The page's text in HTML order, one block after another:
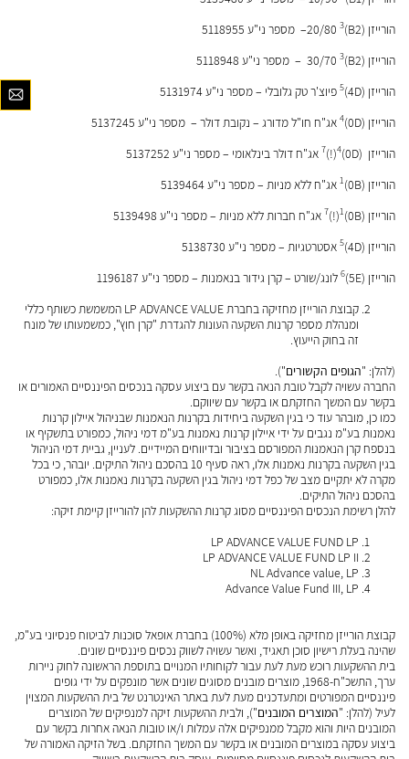
הורייזן (B2)20/80
3
– מספר ני"ע 5118955
הורייזן (B2)30/70
3
– מספר ני"ע 5118948
הורייזן (4D)
5 פיוצ'ר טק גלובלי – מספר ני"ע 5131974
הורייזן (0D)
4 אג"ח חו"ל מדורג – נקובת דולר – מספר ני"ע 5137245
הורייזן (0D)
7(!)4
אג"ח דולר בינלאומי – מספר ני"ע 5137252
הורייזן (0B)
1 אג"ח ללא מניות – מספר ני"ע 5139464
הורייזן (0B)
7(!)1
אג"ח חברות ללא מניות – מספר ני"ע 5139498
הורייזן (4D)
5 אסטרטגיות – מספר ני"ע 5138730
הורייזן (5E)
6 לונג/שורט – קרן גידור בנאמנות – מספר ני"ע 1196187
קבוצת הורייזן מחזיקה בחברת LP ADVANCE VALUE המשמשת כשותף כללי
ומנהלת מספר קרנות השקעה העונות להגדרת "קרן חוץ", כמשמעותו של מונח
זה בחוק הייעוץ.
(להלן: "הגופים הקשורים").
החברה עשויה לקבל טובת הנאה בקשר עם ביצוע עסקה בנכסים הפיננסיים האמורים או
בקשר עם המשך החזקתם או בקשר עם שיווקם.
כמו כן, מובהר עוד כי בגין השקעה ביחידות בקרנות הנאמנות שבניהול איילון קרנות
נאמנות בע"מ נגבים על ידי איילון קרנות נאמנות בע"מ דמי ניהול, כמפורט בתשקיף או
בנספח קרן הנאמנות המפורסם בציבור ובדיווחים המיידיים. לעניין, גביית דמי הניהול
בגין השקעה בקרנות נאמנות אלו, ראה סעיף ‎10 בהסכם ניהול התיקים. יובהר, כי בכל
מקרה לא יתקיים מצב של כפל דמי ניהול בגין השקעה בקרנות נאמנות אלו, כמפורט
בהסכם ניהול התיקים.
להלן רשימת הנכסים הפיננסיים מסוג קרנות ההשקעות להן להורייזן קיימת זיקה:
LP ADVANCE VALUE FUND LP
LP ADVANCE VALUE FUND LP II
NL Advance value, LP
Advance Value Fund III, LP
קבוצת הורייזן מחזיקה באופן מלא (100%) בחברת אופאל סוכנות לביטוח פנסיוני בע"מ,
שהינה בעלת רישיון סוכן תאגיד, ואשר עשויה לשווק נכסים פיננסיים שונים.
בית ההשקעות רוכש מעת לעת עבור לקוחותיו המנויים בתוספת הראשונה לחוק ניירות
ערך, התשכ"ח-1968, מוצרים מובנים מסוגים שונים אשר מונפקים על ידי גופים
פיננסיים המפורטים ומתעדכנים מעת לעת באתר האינטרנט של בית ההשקעות המצוין
לעיל (להלן: "המוצרים המובנים"), ולבית ההשקעות זיקה למנפיקים של המוצרים
המובנים היות והוא מקבל ממנפיקים אלה עמלות ו/או טובות הנאה אחרות בקשר עם
ביצוע עסקה במוצרים המובנים או בקשר עם המשך החזקתם. בשל הזיקה האמורה של